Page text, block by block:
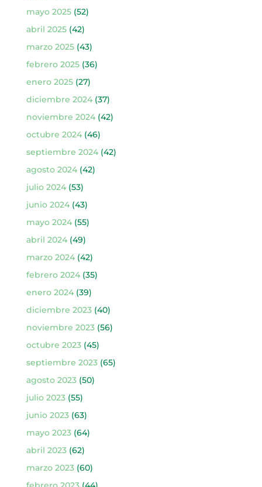
mayo 2025(52)
abril 2025(42)
marzo 2025(43)
febrero 2025(36)
enero 2025(27)
diciembre 2024(37)
noviembre 2024(42)
octubre 2024(46)
septiembre 2024(42)
agosto 2024(42)
julio 2024(53)
junio 2024(43)
mayo 2024(55)
abril 2024(49)
marzo 2024(42)
febrero 2024(35)
enero 2024(39)
diciembre 2023(40)
noviembre 2023(56)
octubre 2023(45)
septiembre 2023(65)
agosto 2023(50)
julio 2023(55)
junio 2023(63)
mayo 2023(64)
abril 2023(62)
marzo 2023(60)